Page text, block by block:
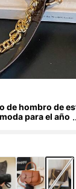
de hombro de
para el año